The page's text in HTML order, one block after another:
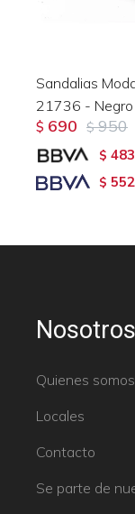
Sandalias
21736 - Negro
$ 690 $ 950
$ 483
$ 552
Nosotros
Quienes somos
Locales
Contacto
Se parte de